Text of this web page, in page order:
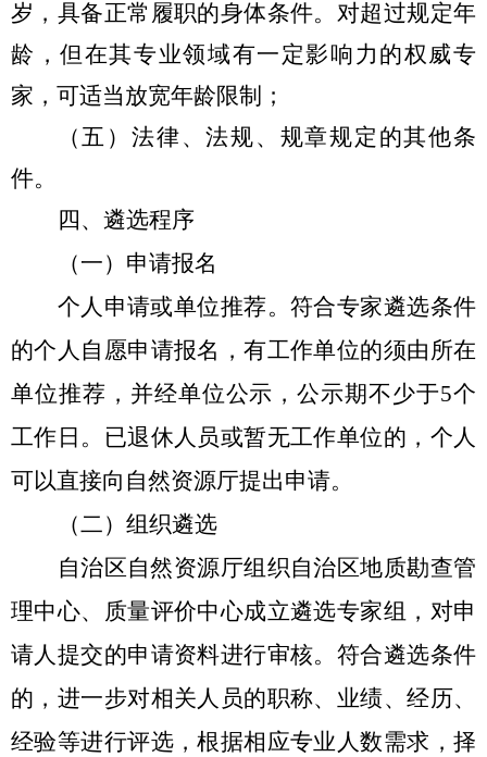
岁，具备正常履职的身体条件。对超过规定年
龄，但在其专业领域有一定影响力的权威专
家，可适当放宽年龄限制；
（五）法律、法规、规章规定的其他条
件。
四、遴选程序
（一）申请报名
个人申请或单位推荐。符合专家遴选条件
的个人自愿申请报名，有工作单位的须由所在
单位推荐，并经单位公示，公示期不少于5个
工作日。已退休人员或暂无工作单位的，个人
可以直接向自然资源厅提出申请。
（二）组织遴选
自治区自然资源厅组织自治区地质勘查管
理中心、质量评价中心成立遴选专家组， 对申
请人提交的申请资料进行审核。符合遴选条件
的，进一步对相关人员的职称、业绩、经历、
经验等进行评选，根据相应专业人数需求，择